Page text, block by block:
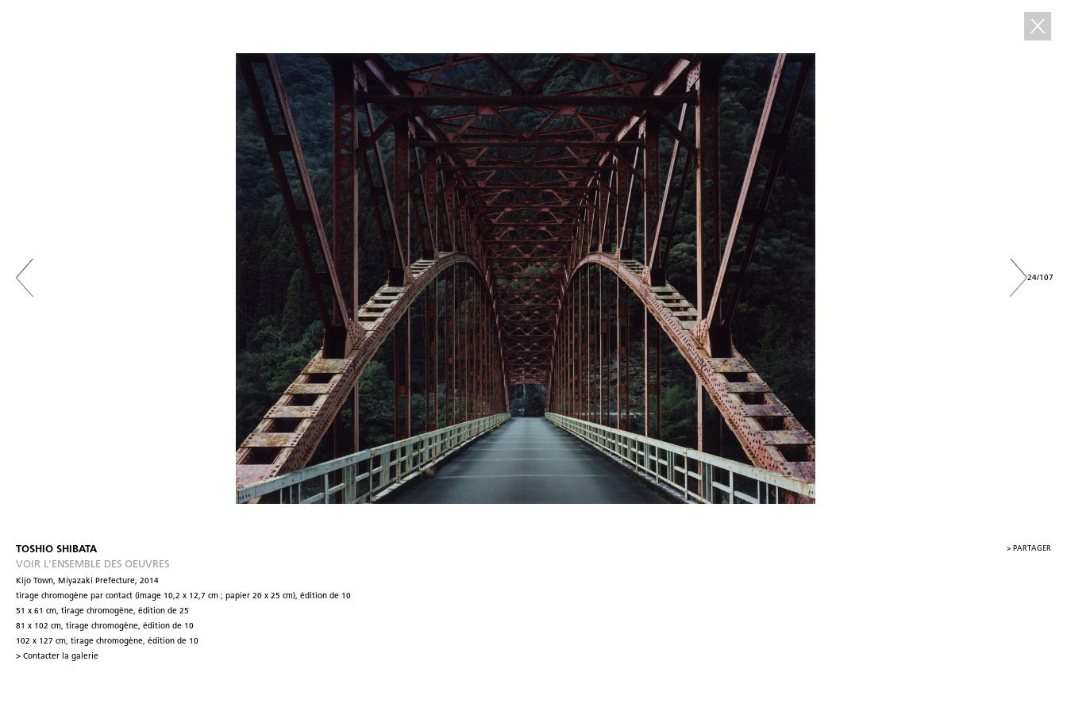
TOSHIO SHIBATA
VOIR L'ENSEMBLE DES OEUVRES
Kijo Town, Miyazaki Prefecture, 2014
tirage chromogène par contact (image 10,2 x 12,7 cm ; papier 20 x 25 cm), édition de 10
51 x 61 cm, tirage chromogène, édition de 25
81 x 102 cm, tirage chromogène, édition de 10
102 x 127 cm, tirage chromogène, édition de 10
> Contacter la galerie
> PARTAGER
24/107